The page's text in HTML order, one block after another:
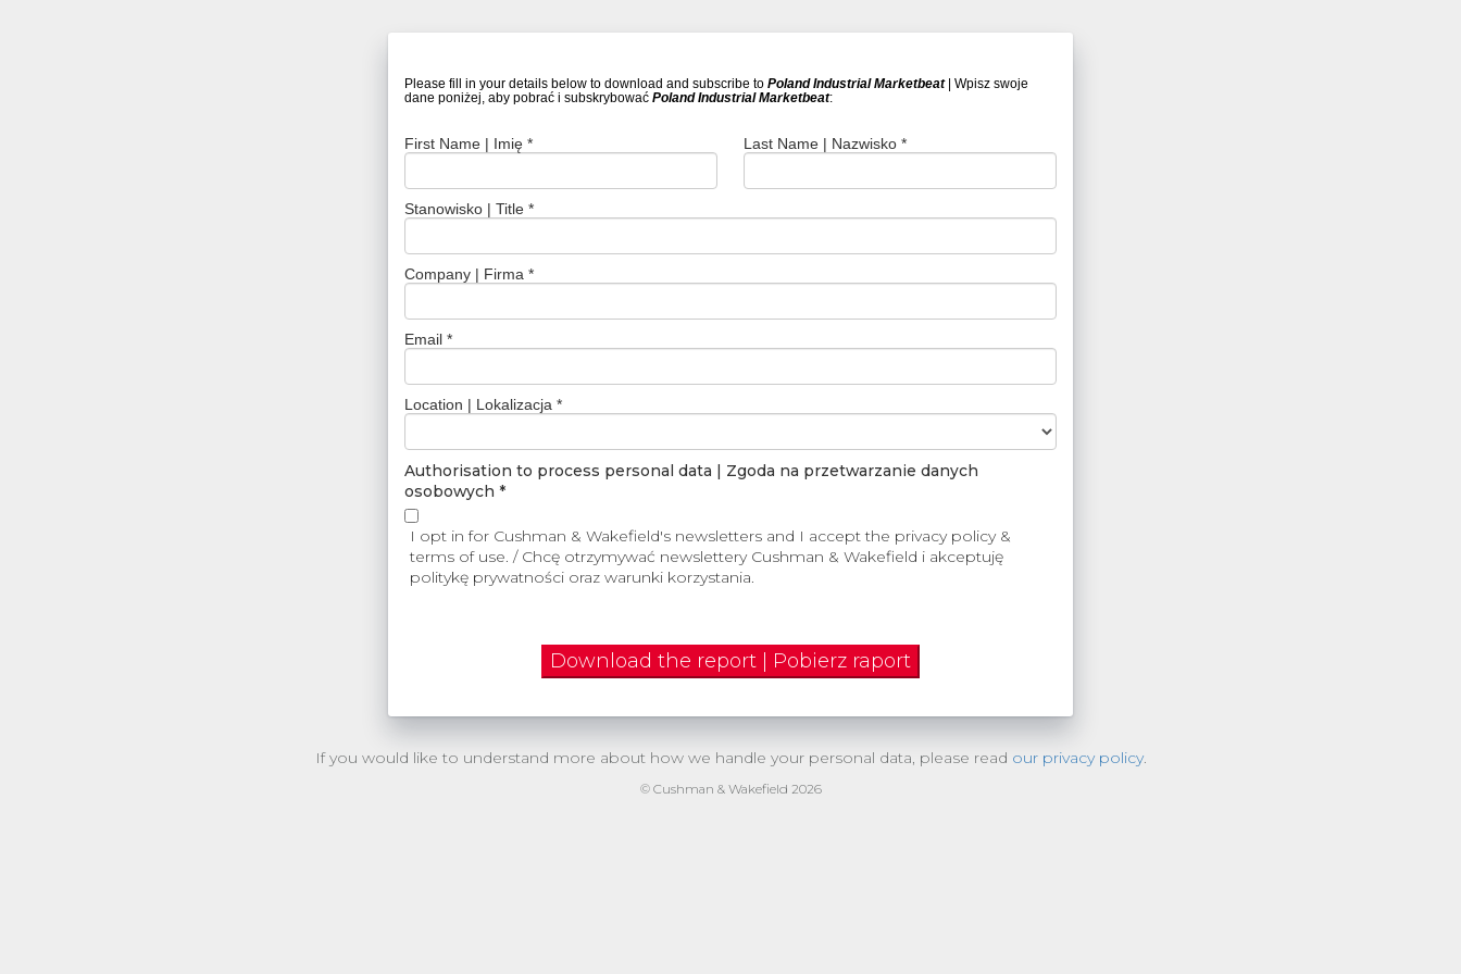
Please fill in your details below to download and subscribe to Poland Industrial Marketbeat | Wpisz swoje
dane poniżej, aby pobrać i subskrybować Poland Industrial Marketbeat:
First Name | Imię * Last Name | Nazwisko *
Stanowisko | Title *
Company | Firma *
Email *
Location | Lokalizacja *
Authorisation to process personal data | Zgoda na przetwarzanie danych
osobowych *
I opt in for Cushman & Wakefield's newsletters and I accept the privacy policy &
terms of use. / Chcę otrzymywać newslettery Cushman & Wakefield i akceptuję
politykę prywatności oraz warunki korzystania.
Download the report | Pobierz raport
If you would like to understand more about how we handle your personal data, please read our privacy policy.
© Cushman & Wakefield 2026